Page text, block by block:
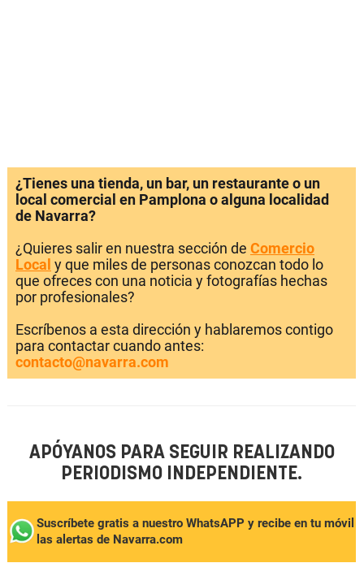
¿Tienes una tienda, un bar, un restaurante o un
local comercial en Pamplona o alguna localidad
de Navarra?
¿Quieres salir en nuestra sección de Comercio
Local y que miles de personas conozcan todo lo
que ofreces con una noticia y fotografías hechas
por profesionales?
Escríbenos a esta dirección y hablaremos contigo
para contactar cuando antes:
contacto@navarra.com
APÓYANOS PARA SEGUIR REALIZANDO
PERIODISMO INDEPENDIENTE.
Suscríbete gratis a nuestro WhatsAPP y recibe en tu móvil
las alertas de Navarra.com